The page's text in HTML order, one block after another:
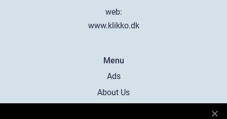
web:
www.klikko.dk
Menu
Ads
About Us